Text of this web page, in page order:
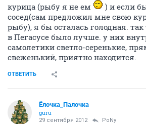
курица (рыбу я не ем
) и если
сосед(сам предложил мне свою
рыбу), я бы осталась голодная.
в Пегасусе было лучше. у них
самолетики светло-серенькие,
свеженький, приятно находится.
ОТВЕТИТЬ
Ёлочка_Палочка
guru
29 сентября 2012 PoNy